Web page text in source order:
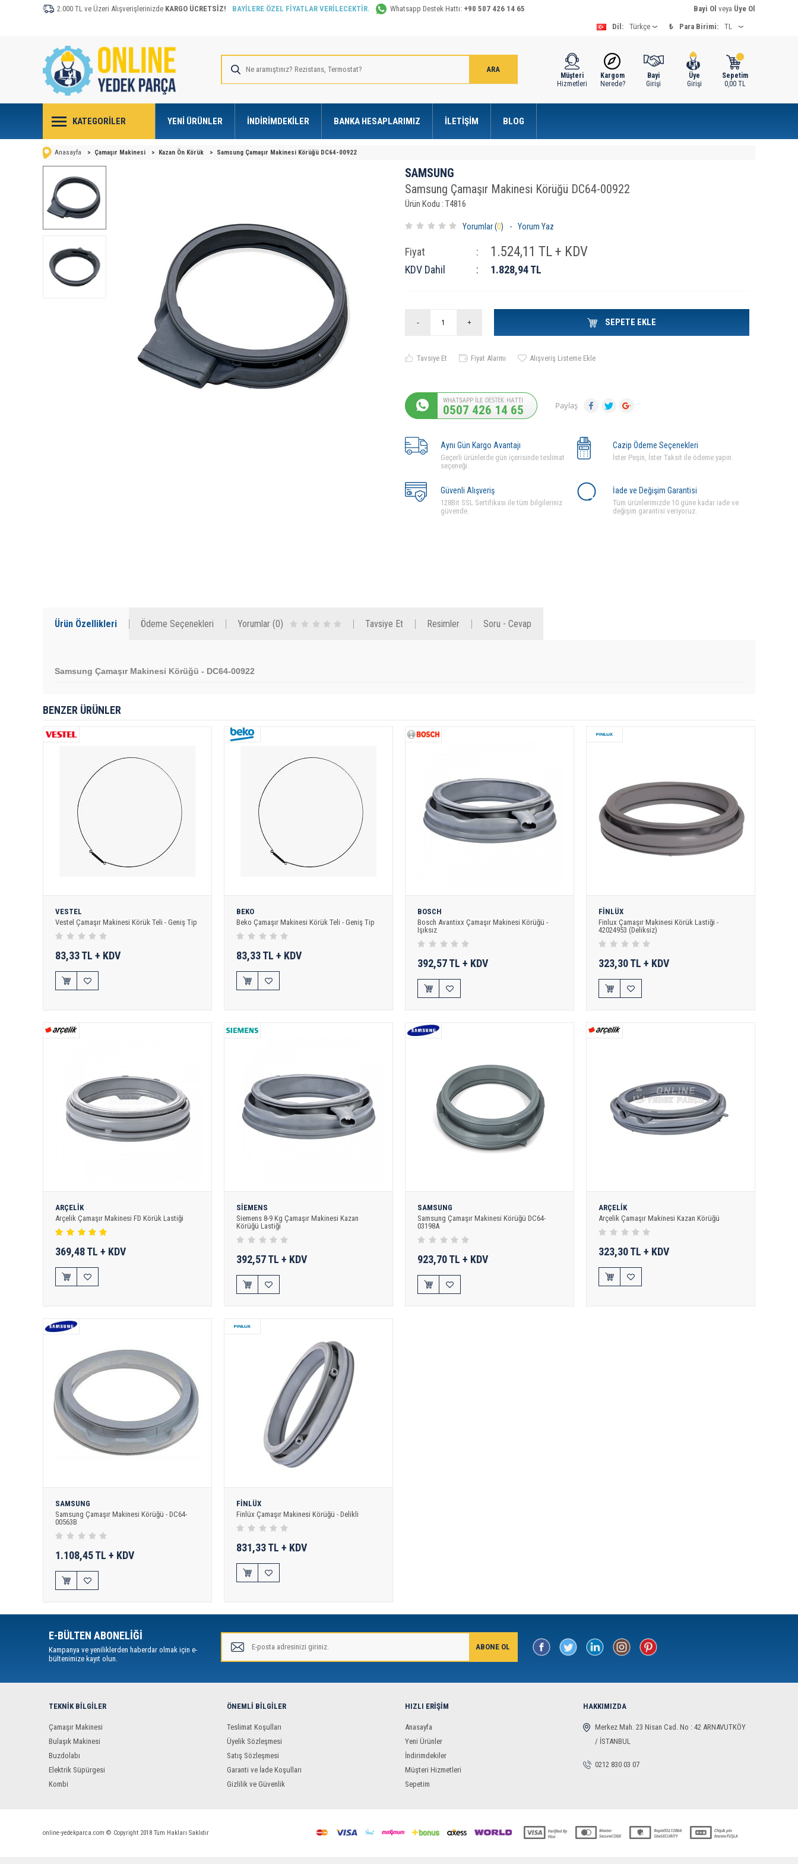
2.000 TL ve Üzeri Alışverişlerinizde KARGO ÜCRETSİZ! BAYİLERE ÖZEL FİYATLAR VERİLECEKTİR. Whatsapp Destek Hattı: +90 507 426 14 65 Bayi Ol veya Üye Ol
Dil:
₺ Para Birimi:
Sepetim
0,00TL
Üye
Girişi
Bayi
Girişi
Kargom
Nerede?
Müşteri
Hizmetleri
KATEGORILER YENI ÜRÜNLER İNDIRIMDEKILER BANKA HESAPLARIMIZ İLETIŞIM BLOG
Anasayfa > Çamaşır Makinesi > Kazan Ön Körük > Samsung Çamaşır Makinesi Körüğü DC64-00922
SAMSUNG
Samsung Çamaşır Makinesi Körüğü DC64-00922
Ürün Kodu : T4816
Yorumlar (0) - Yorum Yaz
Fiyat : 1.524,11 TL + KDV
KDV Dahil : 1.828,94TL
- + SEPETE EKLE
Tavsiye Et Fiyat Alarmı Alışveriş Listeme Ekle
0507 426 14 65 Paylaş
Aynı Gün Kargo Avantajı
Geçerli ürünlerde gün içerisinde teslimat
seçeneği.
Cazip Ödeme Seçenekleri
İster Peşin, İster Taksit ile ödeme yapın.
Güvenli Alışveriş
128Bit SSL Sertifikası ile tüm bilgileriniz
güvende.
İade ve Değişim Garantisi
Tüm ürünlerimizde 10 güne kadar iade ve
değişim garantisi veriyoruz.
Ürün Özellikleri Ödeme Seçenekleri Yorumlar (0) Tavsiye Et Resimler Soru - Cevap
Samsung Çamaşır Makinesi Körüğü - DC64-00922
BENZER ÜRÜNLER
VESTEL
Vestel Çamaşır Makinesi Körük Teli - Geniş Tip
83,33 TL + KDV
BEKO
Beko Çamaşır Makinesi Körük Teli - Geniş Tip
83,33 TL + KDV
BOSCH
Bosch Avantixx Çamaşır Makinesi Körüğü -
Işıksız
392,57 TL + KDV
FİNLÜX
Finlux Çamaşır Makinesi Körük Lastiği -
42024953 (Deliksiz)
323,30 TL + KDV
ARÇELİK
Arçelik Çamaşır Makinesi FD Körük Lastiği
369,48 TL + KDV
SİEMENS
Siemens 8-9 Kg Çamaşır Makinesi Kazan
Körüğü Lastiği
392,57 TL + KDV
SAMSUNG
Samsung Çamaşır Makinesi Körüğü DC64-
03198A
923,70 TL + KDV
ARÇELİK
Arçelik Çamaşır Makinesi Kazan Körüğü
323,30 TL + KDV
SAMSUNG
Samsung Çamaşır Makinesi Körüğü - DC64-
00563B
1.108,45 TL + KDV
FİNLÜX
Finlüx Çamaşır Makinesi Körüğü - Delikli
831,33 TL + KDV
E-BÜLTEN ABONELİĞİ
Kampanya ve yeniliklerden haberdar olmak için e-
bültenimize kayıt olun.
TEKNIK BILGILER
Çamaşır Makinesi
Bulaşık Makinesi
Buzdolabı
Elektrik Süpürgesi
Kombi
ÖNEMLI BILGILER
Teslimat Koşulları
Üyelik Sözleşmesi
Satış Sözleşmesi
Garanti ve İade Koşulları
Gizlilik ve Güvenlik
HIZLI ERIŞIM
Anasayfa
Yeni Ürünler
İndirimdekiler
Müşteri Hizmetleri
Sepetim
HAKKIMIZDA
Merkez Mah. 23 Nisan Cad. No : 42 ARNAVUTKÖY
/ İSTANBUL
0212 830 03 07
online-yedekparca.com © Copyright 2018 Tüm Hakları Saklıdır